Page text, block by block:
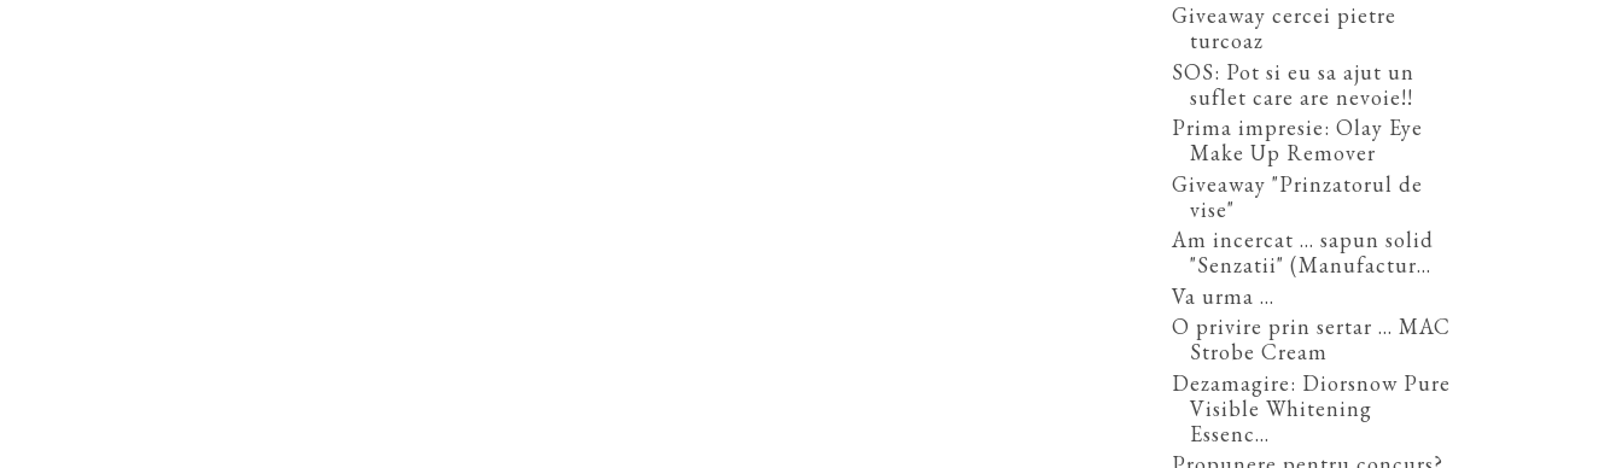
Giveaway cercei pietre
turcoaz
SOS: Pot si eu sa ajut un
suflet care are nevoie!!
Prima impresie: Olay Eye
Make Up Remover
Giveaway "Prinzatorul de
vise"
Am incercat ... sapun solid
"Senzatii" (Manufactur...
Va urma ...
O privire prin sertar ... MAC
Strobe Cream
Dezamagire: Diorsnow Pure
Visible Whitening
Essenc...